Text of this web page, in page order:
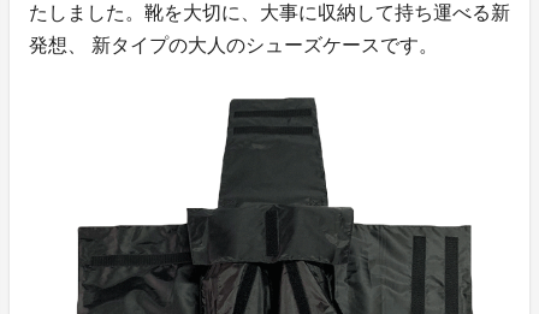
たしました。靴を大切に、大事に収納して持ち運べる新
発想、 新タイプの大人のシューズケースです。